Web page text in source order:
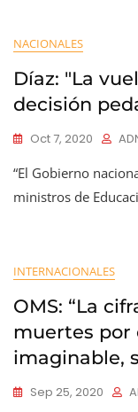
NACIONALES
Díaz: "La
decisión
Oct 7, 2020
“El Gobierno
ministros de
INTERNACIONALES
OMS: “La
muertes por
imaginable,
Sep 25, 2020